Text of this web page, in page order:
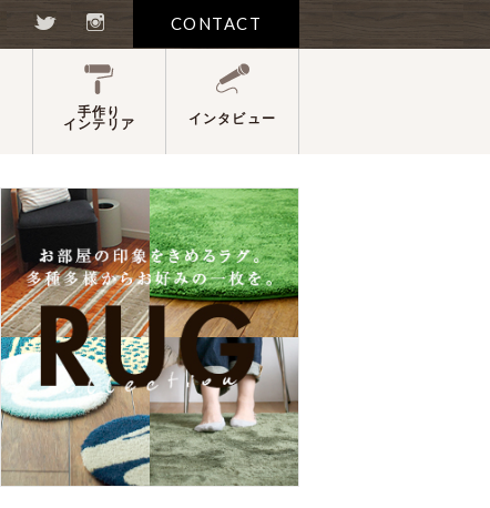
CONTACT
手作り
インテリア
インタビュー